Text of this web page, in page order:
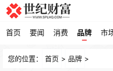
首页 要闻 消费 品牌 市
您的位置： 首页 > 品牌 >